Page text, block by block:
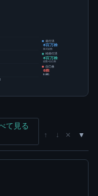
発行済
6百万株
株式総数
純発行済
6百万株
総数-自己株
自己株
0株
0.00%
て見る
↑ ↓ ×